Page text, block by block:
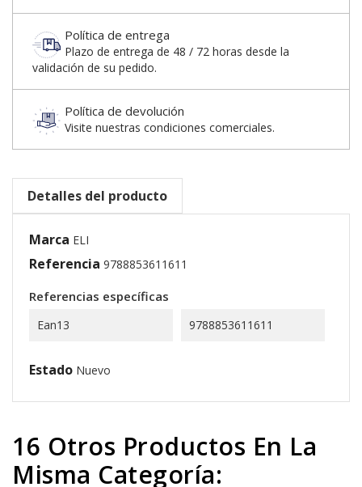
Política de entrega
Plazo de entrega de 48 / 72 horas desde la
validación de su pedido.
Política de devolución
Visite nuestras condiciones comerciales.
Detalles del producto
Marca ELI
Referencia 9788853611611
Referencias específicas
Ean13 9788853611611
Estado Nuevo
16 Otros Productos En La
Misma Categoría: